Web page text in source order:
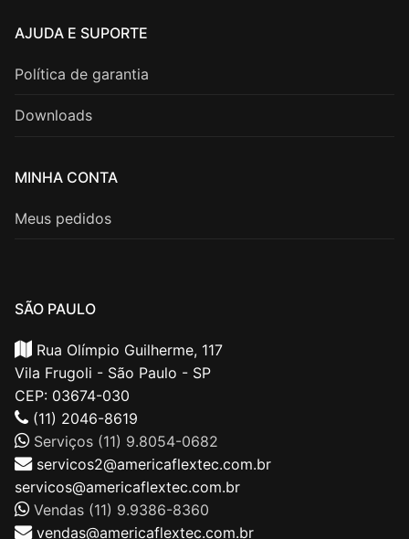
AJUDA E SUPORTE
Política de garantia
Downloads
MINHA CONTA
Meus pedidos
SÃO PAULO
Rua Olímpio Guilherme, 117
Vila Frugoli - São Paulo - SP
CEP: 03674-030
(11) 2046-8619
Serviços (11) 9.8054-0682
servicos2@americaflextec.com.br
servicos@americaflextec.com.br
Vendas (11) 9.9386-8360
vendas@americaflextec.com.br